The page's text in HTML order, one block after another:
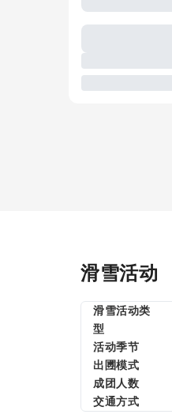
滑雪活动
滑雪活动类
型
活动季节
出圑模式
成团人数
交通方式